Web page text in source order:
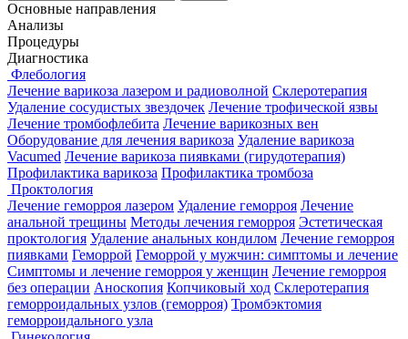
Основные направления
Анализы
Процедуры
Диагностика
Флебология
Лечение варикоза лазером и радиоволной Склеротерапия
Удаление сосудистых звездочек Лечение трофической язвы
Лечение тромбофлебита Лечение варикозных вен
Оборудование для лечения варикоза Удаление варикоза
Vacumed Лечение варикоза пиявками (гирудотерапия)
Профилактика варикоза Профилактика тромбоза
Проктология
Лечение геморроя лазером Удаление геморроя Лечение
анальной трещины Методы лечения геморроя Эстетическая
проктология Удаление анальных кондилом Лечение геморроя
пиявками Геморрой Геморрой у мужчин: симптомы и лечение
Симптомы и лечение геморроя у женщин Лечение геморроя
без операции Аноскопия Копчиковый ход Склеротерапия
геморроидальных узлов (геморроя) Тромбэктомия
геморроидального узла